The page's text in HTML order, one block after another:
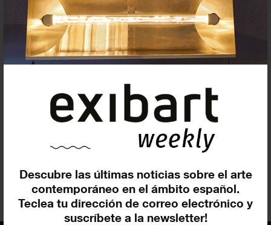
Descubre las últimas noticias sobre el arte
contemporáneo en el ámbito español.
Teclea tu dirección de correo electrónico y
suscríbete a la newsletter!
Televisión Española
iCat - Catalunya Ràdio
exibart.es
A*DESK
Ron Barceló
The Social Hub